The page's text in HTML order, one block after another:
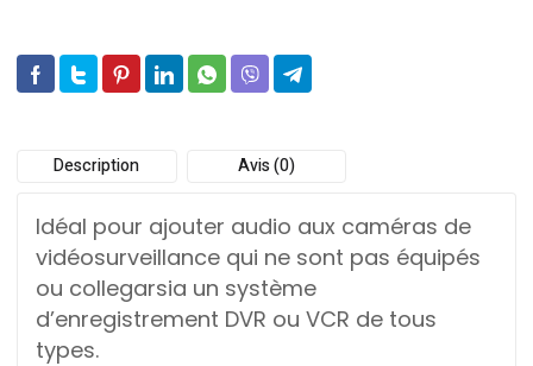
Description Avis (0)
Idéal pour ajouter audio aux caméras de
vidéosurveillance qui ne sont pas équipés
ou collegarsia un système
d’enregistrement DVR ou VCR de tous
types.